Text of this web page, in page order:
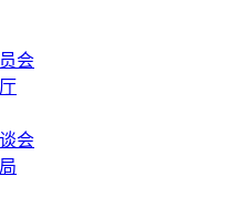
会
会